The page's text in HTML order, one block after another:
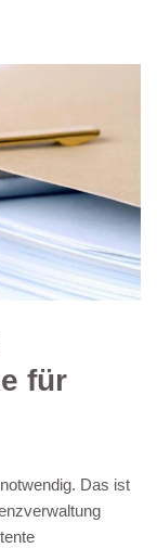
für
Das ist